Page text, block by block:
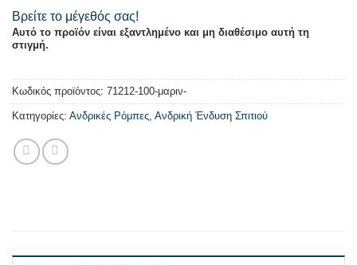
Βρείτε το μέγεθός σας!
Αυτό το προϊόν είναι εξαντλημένο και μη διαθέσιμο αυτή τη
στιγμή.
Κωδικός προϊόντος: 71212-100-μαριν-
Κατηγορίες: Ανδρικές Ρόμπες, Ανδρική Ένδυση Σπιτιού